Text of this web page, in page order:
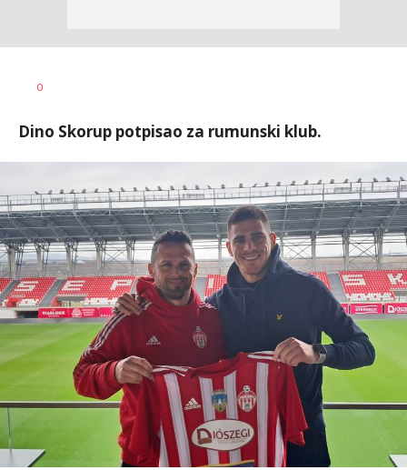
AUTOR
0
Dino Skorup potpisao za rumunski klub.